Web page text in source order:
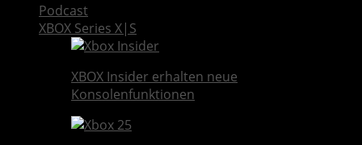
Podcast
XBOX Series X|S
XBOX Insider erhalten neue
Konsolenfunktionen